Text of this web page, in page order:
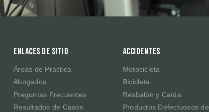
Enlaces de sitio
Áreas de Práctica
Abogados
Preguntas Frecuentes
Resultados de Casos
Accidentes
Motocicleta
Bicicleta
Resbalón y Caída
Productos Defectuosos de